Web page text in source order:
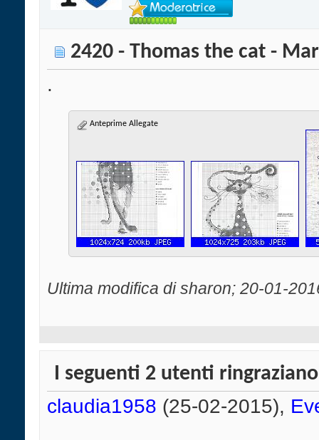
2420 - Thomas the cat -
.
Anteprime Allegate
Ultima modifica di sharon; 20-01-
I seguenti 2 utenti
claudia1958 (25-02-2015),